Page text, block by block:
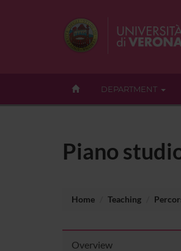
DEPARTMENT
Piano
Home Teaching
Overview